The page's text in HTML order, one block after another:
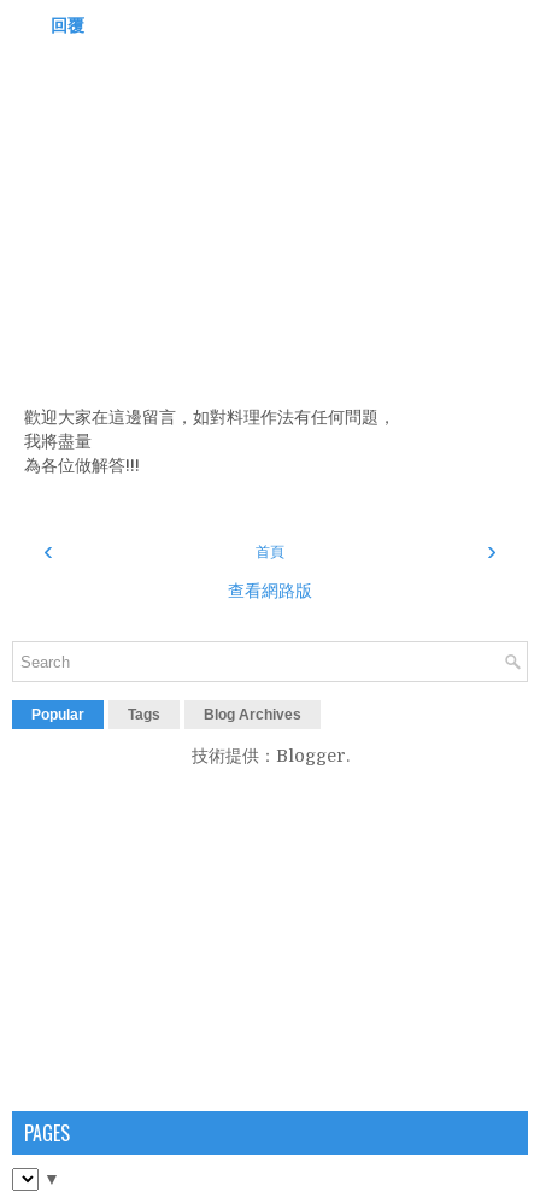
回覆
歡迎大家在這邊留言，如對料理作法有任何問題，
我將盡量
為各位做解答!!!
‹ ›
首頁
查看網路版
Popular Tags Blog Archives
技術提供： Blogger.
PAGES
▼